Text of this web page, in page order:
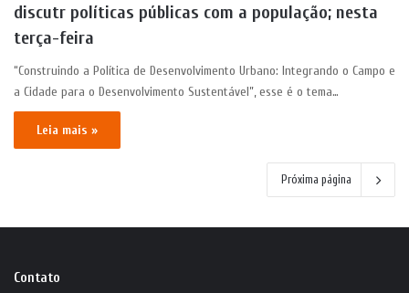
discutr políticas públicas com a população; nesta
terça-feira
“Construindo a Política de Desenvolvimento Urbano: Integrando o Campo e
a Cidade para o Desenvolvimento Sustentável”, esse é o tema…
Leia mais »
Próxima página
Contato